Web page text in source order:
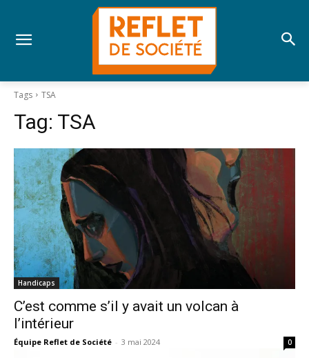
Tags TSA
Tag: TSA
Handicaps
C’est comme s’il y avait un volcan à
l’intérieur
Équipe Reflet de Société - 3 mai 2024 0